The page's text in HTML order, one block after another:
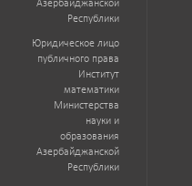
Азербайджанской
Республики
Юридическое лицо
публичного права
Институт
математики
Министерства
науки и
образования
Азербайджанской
Республики